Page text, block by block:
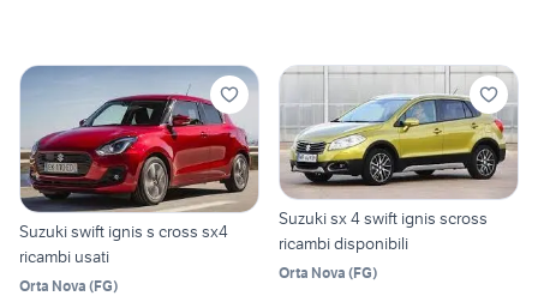
Suzuki swift ignis s cross sx4
ricambi usati
Orta Nova (FG)
Suzuki sx 4 swift ignis scross
ricambi disponibili
Orta Nova (FG)